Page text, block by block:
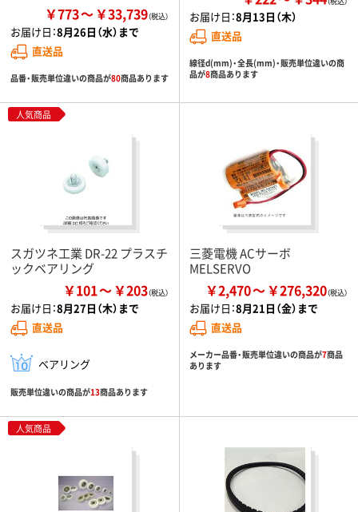
￥773 ￥33,739
お届け日：8月26日（水）まで
直送品
品番・販売単位違いの商品が80商品あります
お届け日：8月13日（木）
直送品
線径d(mm)・全長(mm)・販売単位違いの商
品が8商品あります
人気商品
スガツネ工業 DR-22 プラスチ
ックベアリング
￥101 ￥203
お届け日：8月27日（木）まで
直送品
ベアリング
販売単位違いの商品が13商品あります
三菱電機 ACサーボ
MELSERVO
￥2,470 ￥276,320
お届け日：8月21日（金）まで
直送品
メーカー品番・販売単位違いの商品が7商品
あります
人気商品